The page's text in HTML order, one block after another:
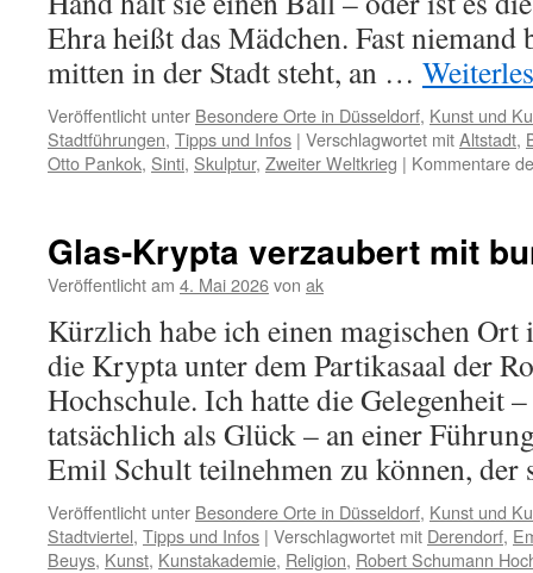
Ehra heißt das Mädchen. Fast niemand
mitten in der Stadt steht, an …
Veröffentlicht unter Besondere Orte in Düsseldorf, Kunst und
Stadtführungen, Tipps und Infos | Verschlagwortet mitAltstadt,
Otto Pankok, Sinti, Skulptur, Zweiter Weltkrieg | Kommentare
Glas-Krypta verzaubert mit
Veröffentlicht am 4. Mai 2026von ak
Kürzlich habe ich einen magischen
die Krypta unter dem Partikasaal der
Hochschule. Ich hatte die Gelegenheit
tatsächlich als Glück – an einer
Emil Schult teilnehmen zu können,
Veröffentlicht unter Besondere Orte in Düsseldorf, Kunst und
Stadtviertel, Tipps und Infos | Verschlagwortet mit Derendorf,
Beuys, Kunst, Kunstakademie, Religion, Robert Schumann